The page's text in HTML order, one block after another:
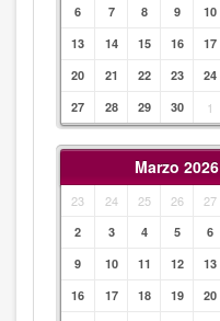
6
7 8 9 10
13
14 15 16 17
20
21 22 23 24
27
28 29 30 1
Marzo 2026
23 24 25 26 27
2
3 4 5 6
9
10 11 12 13
16
17 18 19 20